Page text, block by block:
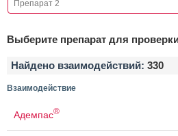
Выберите препарат для
Найдено взаимодействий: 330
Взаимодействие
Адемпас®